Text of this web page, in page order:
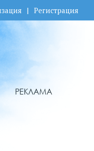
| Регистрация
РЕКЛАМА